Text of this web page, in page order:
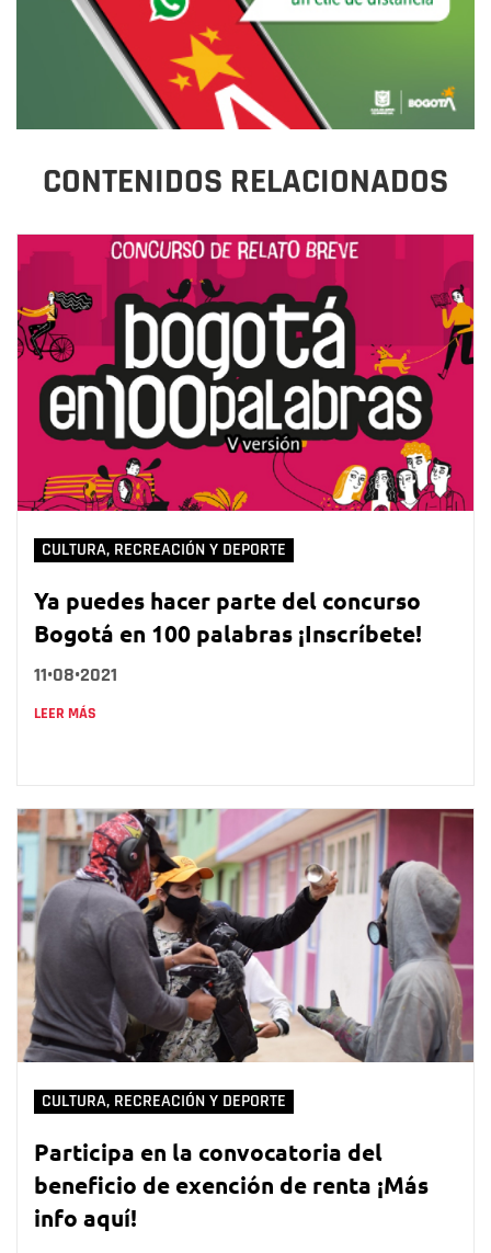
CONTENIDOS RELACIONADOS
CULTURA, RECREACIÓN Y DEPORTE
Ya puedes hacer parte del concurso
Bogotá en 100 palabras ¡Inscríbete!
11•08•2021
LEER MÁS
CULTURA, RECREACIÓN Y DEPORTE
Participa en la convocatoria del
beneficio de exención de renta ¡Más
info aquí!